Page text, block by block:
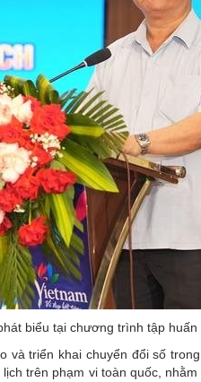
biểu tại chương trình tập huấn
triển khai chuyển đổi số
trên phạm vi toàn quốc,